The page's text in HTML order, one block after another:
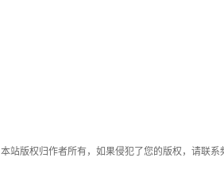
本站版权归作者所有，如果侵犯了您的版权，请联